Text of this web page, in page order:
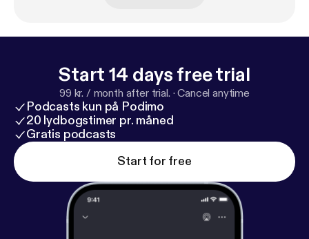
Start 14 days free trial
99 kr. / month after trial. ·Cancel anytime
Podcasts kun på Podimo
20 lydbogstimer pr. måned
Gratis podcasts
Start for free